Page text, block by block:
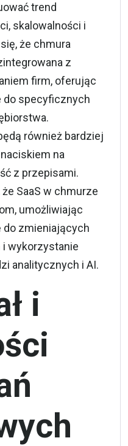
trend
skalowalności i
że chmura
z
firm, oferując
do specyficznych
również bardziej
na
z przepisami.
SaaS w chmurze
umożliwiając
zmieniających
wykorzystanie
analitycznych i AI.
i